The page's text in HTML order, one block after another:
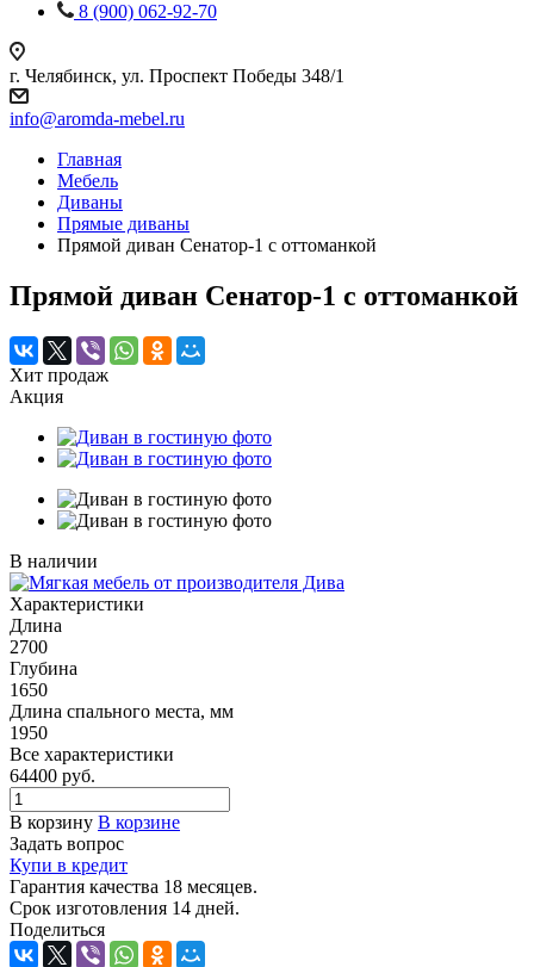
8 (900) 062-92-70
г. Челябинск, ул. Проспект Победы 348/1
info@aromda-mebel.ru
Главная
Мебель
Диваны
Прямые диваны
Прямой диван Сенатор-1 с оттоманкой
Прямой диван Сенатор-1 с оттоманкой
Хит продаж
Акция
В наличии
Характеристики
Длина
2700
Глубина
1650
Длина спального места, мм
1950
Все характеристики
64400 руб.
В корзину В корзине
Задать вопрос
Купи в кредит
Гарантия качества 18 месяцев.
Срок изготовления 14 дней.
Поделиться